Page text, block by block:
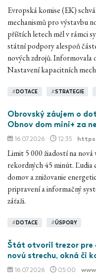
Evropská komise (EK)
mechanismů pro výstavbu
příštích letech měl v rámci
státní podpory alespoň
nových zdrojů. Informovala
Nastavení kapacitních
# DOTACE #STRATEGIE
Obrovský záujem o
Obnov dom mini+ za
16.07.2026 12:35
Limit 5 000 žiadostí na nová
rekordných 45 minút. Ľudia
domov a znižovanie
pripravení a informačný
záťaži.
# DOTACE #ÚSPORY
Štát otvoril trezor pre
novú strechu, okná či
16.07.2026 05:00